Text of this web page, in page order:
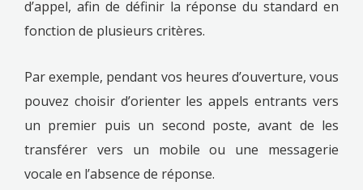
d’appel, afin de définir la réponse du standard en
fonction de plusieurs critères.
Par exemple, pendant vos heures d’ouverture, vous
pouvez choisir d’orienter les appels entrants vers
un premier puis un second poste, avant de les
transférer vers un mobile ou une messagerie
vocale en l’absence de réponse.